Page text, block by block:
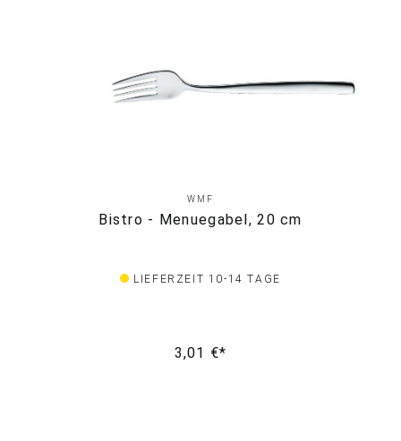
WMF
Bistro - Menuegabel, 20 cm
LIEFERZEIT 10-14 TAGE
3,01 €*